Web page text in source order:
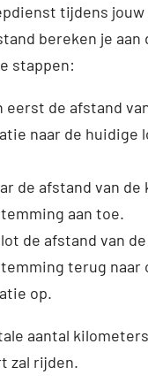
tijdens jouw
bereken je aan
stappen:
eerst de afstand
naar de huidige
de afstand van de
aan toe.
de afstand van de
terug naar
op.
aantal
zal rijden.